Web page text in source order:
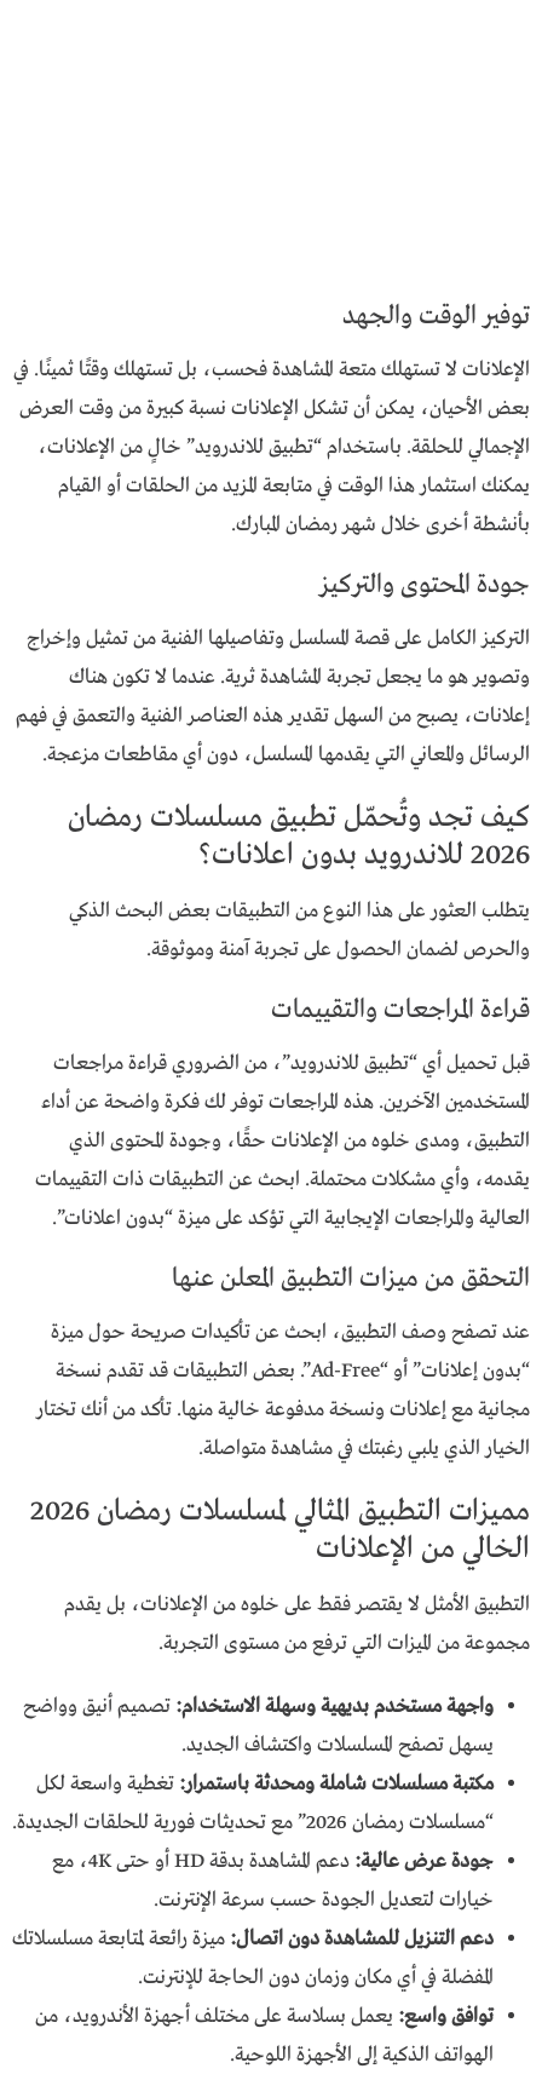
توفير الوقت والجهد
الإعلانات لا تستهلك متعة المشاهدة فحسب، بل تستهلك وقتًا ثمينًا. في
بعض الأحيان، يمكن أن تشكل الإعلانات نسبة كبيرة من وقت العرض
الإجمالي للحلقة. باستخدام “تطبيق للاندرويد” خالٍ من الإعلانات،
يمكنك استثمار هذا الوقت في متابعة المزيد من الحلقات أو القيام
بأنشطة أخرى خلال شهر رمضان المبارك.
جودة المحتوى والتركيز
التركيز الكامل على قصة المسلسل وتفاصيلها الفنية من تمثيل وإخراج
وتصوير هو ما يجعل تجربة المشاهدة ثرية. عندما لا تكون هناك
إعلانات، يصبح من السهل تقدير هذه العناصر الفنية والتعمق في فهم
الرسائل والمعاني التي يقدمها المسلسل، دون أي مقاطعات مزعجة.
كيف تجد وتُحمّل تطبيق مسلسلات رمضان
2026 للاندرويد بدون اعلانات؟
يتطلب العثور على هذا النوع من التطبيقات بعض البحث الذكي
والحرص لضمان الحصول على تجربة آمنة وموثوقة.
قراءة المراجعات والتقييمات
قبل تحميل أي “تطبيق للاندرويد”، من الضروري قراءة مراجعات
المستخدمين الآخرين. هذه المراجعات توفر لك فكرة واضحة عن أداء
التطبيق، ومدى خلوه من الإعلانات حقًا، وجودة المحتوى الذي
يقدمه، وأي مشكلات محتملة. ابحث عن التطبيقات ذات التقييمات
العالية والمراجعات الإيجابية التي تؤكد على ميزة “بدون اعلانات”.
التحقق من ميزات التطبيق المعلن عنها
عند تصفح وصف التطبيق، ابحث عن تأكيدات صريحة حول ميزة
“بدون إعلانات” أو “Ad-Free”. بعض التطبيقات قد تقدم نسخة
مجانية مع إعلانات ونسخة مدفوعة خالية منها. تأكد من أنك تختار
الخيار الذي يلبي رغبتك في مشاهدة متواصلة.
مميزات التطبيق المثالي لمسلسلات رمضان 2026
الخالي من الإعلانات
التطبيق الأمثل لا يقتصر فقط على خلوه من الإعلانات، بل يقدم
مجموعة من الميزات التي ترفع من مستوى التجربة.
واجهة مستخدم بديهية وسهلة الاستخدام: تصميم أنيق وواضح
يسهل تصفح المسلسلات واكتشاف الجديد.
مكتبة مسلسلات شاملة ومحدثة باستمرار: تغطية واسعة لكل
“مسلسلات رمضان 2026” مع تحديثات فورية للحلقات الجديدة.
جودة عرض عالية:
دعم المشاهدة بدقة HD أو حتى 4K، مع
خيارات لتعديل الجودة حسب سرعة الإنترنت.
دعم التنزيل للمشاهدة دون اتصال: ميزة رائعة لمتابعة مسلسلاتك
المفضلة في أي مكان وزمان دون الحاجة للإنترنت.
توافق واسع: يعمل بسلاسة على مختلف أجهزة الأندرويد، من
الهواتف الذكية إلى الأجهزة اللوحية.